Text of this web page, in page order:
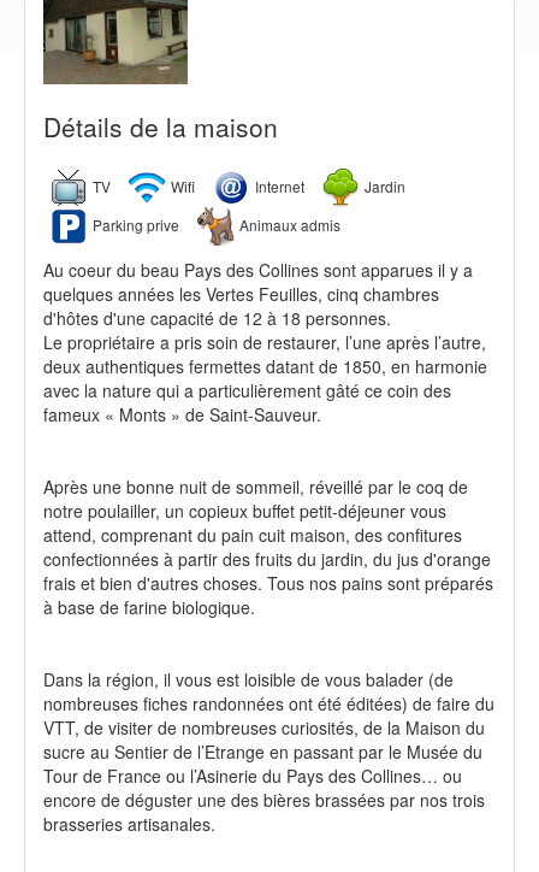
Détails de la maison
TV Wifi Internet
Jardin
Parking prive
Animaux admis
Au coeur du beau Pays des Collines sont apparues il y a
quelques années les Vertes Feuilles, cinq chambres
d'hôtes d'une capacité de 12 à 18 personnes.
Le propriétaire a pris soin de restaurer, l’une après l’autre,
deux authentiques fermettes datant de 1850, en harmonie
avec la nature qui a particulièrement gâté ce coin des
fameux « Monts » de Saint-Sauveur.
Après une bonne nuit de sommeil, réveillé par le coq de
notre poulailler, un copieux buffet petit-déjeuner vous
attend, comprenant du pain cuit maison, des confitures
confectionnées à partir des fruits du jardin, du jus d'orange
frais et bien d'autres choses. Tous nos pains sont préparés
à base de farine biologique.
Dans la région, il vous est loisible de vous balader (de
nombreuses fiches randonnées ont été éditées) de faire du
VTT, de visiter de nombreuses curiosités, de la Maison du
sucre au Sentier de l’Etrange en passant par le Musée du
Tour de France ou l’Asinerie du Pays des Collines… ou
encore de déguster une des bières brassées par nos trois
brasseries artisanales.